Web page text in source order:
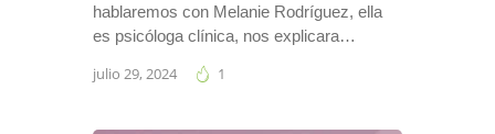
hablaremos con Melanie Rodríguez, ella
es psicóloga clínica, nos explicara…
julio 29, 2024 1